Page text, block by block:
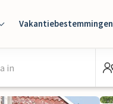
Vakantiebestemmingen
in